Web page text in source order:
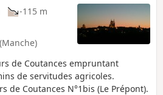
-115 m
de Coutances empruntant
de servitudes agricoles.
de Coutances N°1bis (Le Prépont).